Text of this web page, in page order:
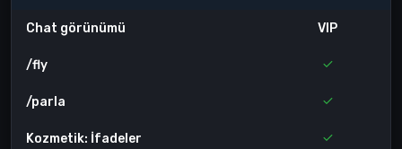
Chat görünümü VIP
/fly
/parla
Kozmetik: İfadeler